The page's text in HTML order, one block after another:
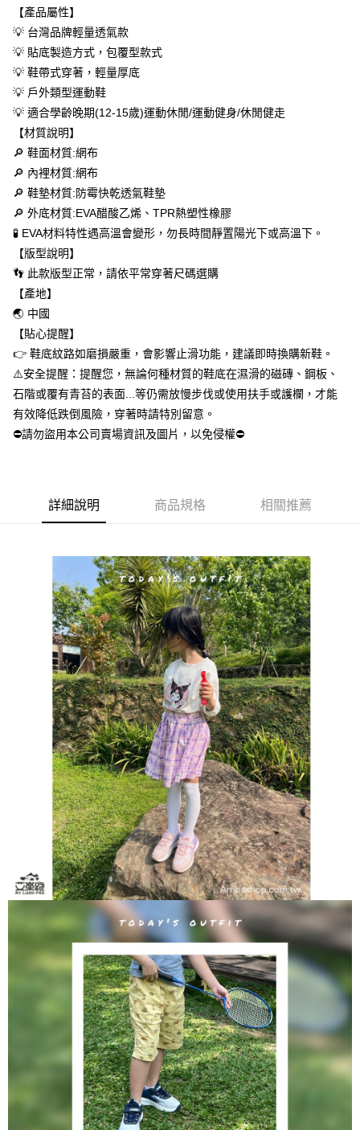
１．簡單：不需註冊會員、不需綁卡、不需儲值。
２．便利：只要手機號碼，簡訊認證，即可結帳。
３．安心：先確認商品／服務後，再付款。
【「AFTEE先享後付」結帳流程】
１．於結帳方式選擇「AFTEE先享後付」後，將跳轉至「AFTEE先享後付」
結帳頁面，進行簡訊認證並確認金額後，即可完成結帳。
２．訂單成立數日內，您將收到繳費通知簡訊。
３．收到繳費通知簡訊後14天內，點擊此簡訊中的連結，可透過四大超商／
ATM／網路銀行／等多元方式進行付款，方視為交易完成。
※ 請注意：結帳手續完成當下不需立刻繳費，但若您需要取消訂單，請聯絡
購買商品的店家。未經商家同意取消之訂單仍視為有效，需透過AFTEE先享
後付繳納相關費用。
※ 交易是否成功請以「AFTEE先享後付 」之結帳頁面顯示為準，若有關於
是否繳費成功／繳費後需取消欲退款等相關疑問，請聯繫「AFTEE先享後付
【注意事項】
１．透過由恩沛科技股份有限公司提供之「AFTEE先享後付」服務完成之交
易，需依本服務之必要範圍內提供個人資料，並將交易相關給付款項請求債
權轉讓予恩沛科技股份有限公司。
２．關於個人資料處理事宜，請瀏覽以下網址：
３．未成年的使用者請事先徵得法定代理人或監護人之同意方可使用
「AFTEE先享後付」，若未經同意申辦者引起之損失，本公司不負相關責
任。
４．使用「AFTEE先享後付」時，將依據個別帳號之用戶狀況，依本公司即
時審查核予不同之上限額度；若仍有額度不足之情形，本公司將視審查結果
請求用戶進行身份認證。
５．嚴禁一人註冊多個帳號或使用他人資訊註冊。若發現惡意使用之情形，
恩沛科技股份有限公司將有權停止該用戶之使用額度並採取法律行動。
運送方式
全家取貨付款
付款後全家取貨
每筆NT$60，滿NT$699(含以上)免運費
每筆NT$50，滿NT$699(含以上)免運費
付款後萊爾富取貨
每筆NT$50，滿NT$699(含以上)免運費
7-11取貨付款
每筆NT$60，滿NT$699(含以上)免運費
付款後7-11取貨
每筆NT$60，滿NT$699(含以上)免運費
宅配
每筆NT$100，滿NT$699(含以上)免運費
馬來西亞/加拿大/澳大利亞/日本/韓國/香港/澳門/新加坡/印
尼/泰國/越南/東馬來西亞/西馬來西亞
查看運費
【產品屬性】
💡 台灣品牌輕量透氣款
💡 貼底製造方式，包覆型款式
💡 鞋帶式穿著，輕量厚底
💡 戶外類型運動鞋
💡 適合學齡晚期(12-15歲)運動休閒/運動健身/休閒健走
【材質說明】
🔎 鞋面材質:網布
🔎 內裡材質:網布
🔎 鞋墊材質:防霉快乾透氣鞋墊
🔎 外底材質:EVA醋酸乙烯、TPR熱塑性橡膠
🧪 EVA材料特性遇高溫會變形，勿長時間靜置陽光下或高溫下。
【版型說明】
👣 此款版型正常，請依平常穿著尺碼選購
【產地】
🌏 中國
【貼心提醒】
👉 鞋底紋路如磨損嚴重，會影響止滑功能，建議即時換購新鞋。
⚠️安全提醒：提醒您，無論何種材質的鞋底在濕滑的磁磚、鋼板、
石階或覆有青苔的表面...等仍需放慢步伐或使用扶手或護欄，才能
有效降低跌倒風險，穿著時請特別留意。
⛔請勿盜用本公司賣場資訊及圖片，以免侵權⛔
詳細說明 商品規格 相關推薦